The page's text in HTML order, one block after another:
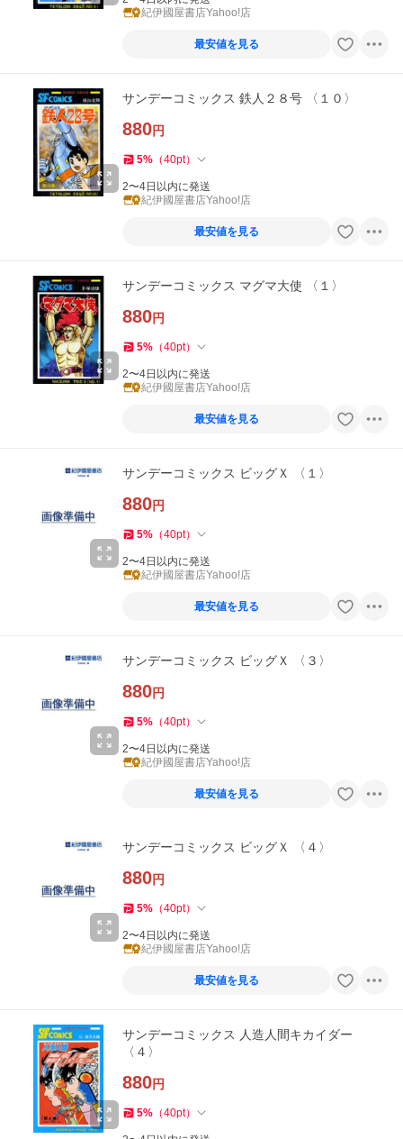
紀伊國屋書店Yahoo!店
最安値を見る
サンデーコミックス 鉄人２８号 〈１０〉
880円
5% （40pt）
2〜4日以内に発送
紀伊國屋書店Yahoo!店
最安値を見る
サンデーコミックス マグマ大使 〈１〉
880円
5% （40pt）
2〜4日以内に発送
紀伊國屋書店Yahoo!店
最安値を見る
サンデーコミックス ビッグＸ 〈１〉
880円
5% （40pt）
2〜4日以内に発送
紀伊國屋書店Yahoo!店
最安値を見る
サンデーコミックス ビッグＸ 〈３〉
880円
5% （40pt）
2〜4日以内に発送
紀伊國屋書店Yahoo!店
最安値を見る
サンデーコミックス ビッグＸ 〈４〉
880円
5% （40pt）
2〜4日以内に発送
紀伊國屋書店Yahoo!店
最安値を見る
サンデーコミックス 人造人間キカイダー
〈４〉
880円
5% （40pt）